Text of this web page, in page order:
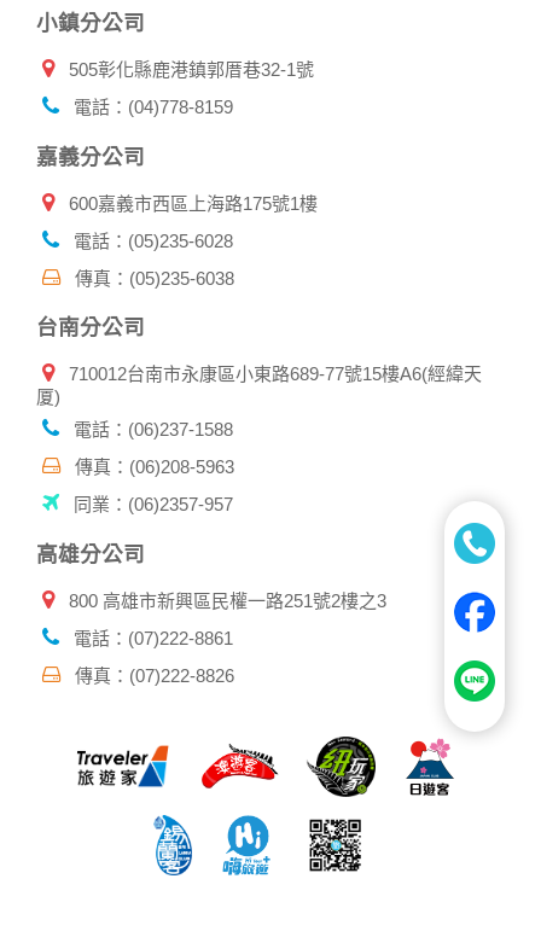
請妥善保管您在本公司及相關企業伙伴網站的帳號、密碼或個
本公司相關企業伙伴網站所提供的服務後，務必記得登出帳戶
或關閉網頁瀏覽器，以防止他人讀取您的個人資料。
問或訂購時，請立即通知本站。
小鎮分公司
505彰化縣鹿港鎮郭厝巷32-1號
電話：(04)778-8159
嘉義分公司
600嘉義市西區上海路175號1樓
電話：(05)235-6028
傳真：(05)235-6038
台南分公司
710012台南市永康區小東路689-77號15樓A6(經緯天
厦)
電話：(06)237-1588
傳真：(06)208-5963
同業：(06)2357-957
高雄分公司
800 高雄市新興區民權一路251號2樓之3
電話：(07)222-8861
傳真：(07)222-8826